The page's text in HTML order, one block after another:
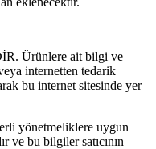
Ürünlere ait bilgi ve
internetten tedarik
bu internet sitesinde yer
yönetmeliklere uygun
ve bu bilgiler satıcının